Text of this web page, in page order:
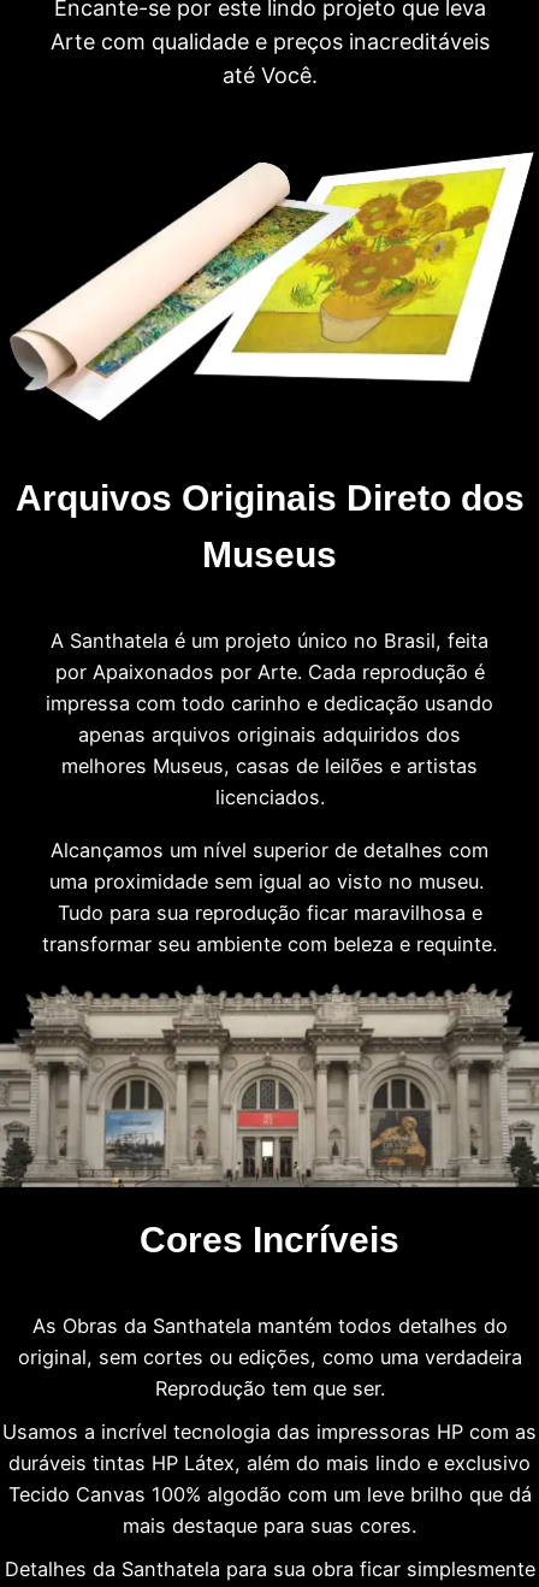
Encante-se por este lindo projeto que leva
Arte com qualidade e preços inacreditáveis
até Você.
Arquivos Originais Direto dos
Museus
A Santhatela é um projeto único no Brasil, feita
por Apaixonados por Arte. Cada reprodução é
impressa com todo carinho e dedicação usando
apenas arquivos originais adquiridos dos
melhores Museus, casas de leilões e artistas
licenciados.
Alcançamos um nível superior de detalhes com
uma proximidade sem igual ao visto no museu.
Tudo para sua reprodução ficar maravilhosa e
transformar seu ambiente com beleza e requinte.
Cores Incríveis
As Obras da Santhatela mantém todos detalhes do
original, sem cortes ou edições, como uma verdadeira
Reprodução tem que ser.
Usamos a incrível tecnologia das impressoras HP com as
duráveis tintas HP Látex, além do mais lindo e exclusivo
Tecido Canvas 100% algodão com um leve brilho que dá
mais destaque para suas cores.
Detalhes da Santhatela para sua obra ficar simplesmente